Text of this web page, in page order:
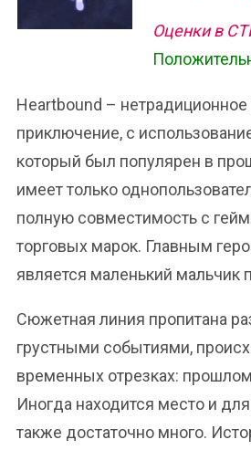
Оценки в
Heartbound – нетрадиционное
приключение, с
который был популярен в
имеет только
полную совместимость с
торговых марок. Главным
является маленький мальчик
Сюжетная линия пропитана
грустными событиями,
временных отрезках:
Иногда находится место и
также достаточно много.